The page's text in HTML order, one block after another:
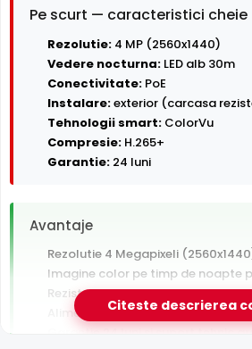
Pe scurt — caracteristici cheie
Rezolutie: 4 MP (2560x1440)
Vedere nocturna: LED alb 30m
Conectivitate: PoE
Instalare:exterior (carcasa
Tehnologii smart: ColorVu
Compresie: H.265+
Garantie: 24 luni
Avantaje
Rezolutie 4 Megapixeli
Imagine color pe timp de noapte
Rezistenta la exterior — ploaie,
Alimentare PoE — un singur cablu
Garantie 24 luni si suport tehnic
Citeste descrierea